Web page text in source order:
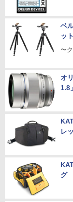
ベ
ッ
〜
オ
1.8
レ
グ